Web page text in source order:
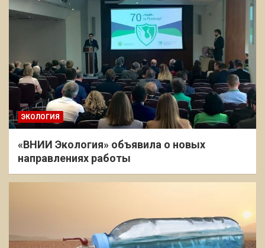
ЭКОЛОГИЯ
«ВНИИ Экология» объявила о новых
направлениях работы